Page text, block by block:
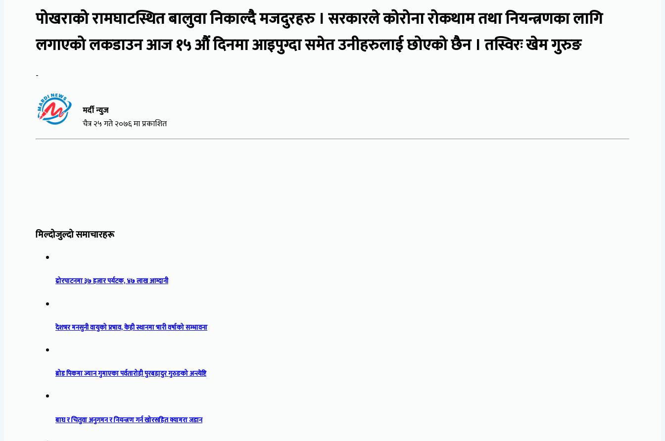
पोखराको रामघाटस्थित बालुवा निकाल्दै मजदुरहरु । सरकारले कोरोना रोकथाम तथा नियन्त्रणका लागि
लगाएको लकडाउन आज १५ औं दिनमा आइपुग्दा समेत उनीहरुलाई छोएको छैन । तस्विरः खेम गुरुङ
-
मर्दी न्युज
चैत्र २५ गते २०७६ मा प्रकाशित
मिल्दोजुल्दो समाचारहरू
ढोरपाटनमा ३७ हजार पर्यटक, ४७ लाख आम्दानी
देशभर मनसुनी वायुको प्रभाव, केही स्थानमा भारी वर्षाको सम्भावना
ब्रोड पिकमा ज्यान गुमाएका पर्वतारोही पुरबहादुर गुरुङको अन्त्येष्टि
बाघ र चितुवा अनुगमन र नियन्त्रण गर्न खोरसहित क्यामरा जडान